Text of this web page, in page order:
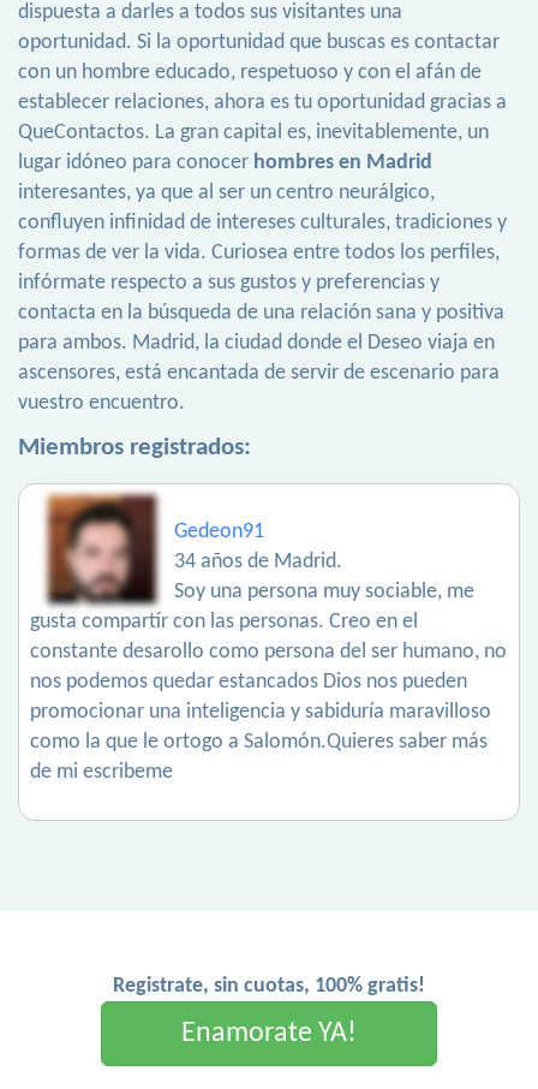
dispuesta a darles a todos sus visitantes una
oportunidad. Si la oportunidad que buscas es contactar
con un hombre educado, respetuoso y con el afán de
establecer relaciones, ahora es tu oportunidad gracias a
QueContactos. La gran capital es, inevitablemente, un
lugar idóneo para conocer hombres en Madrid
interesantes, ya que al ser un centro neurálgico,
confluyen infinidad de intereses culturales, tradiciones y
formas de ver la vida. Curiosea entre todos los perfiles,
infórmate respecto a sus gustos y preferencias y
contacta en la búsqueda de una relación sana y positiva
para ambos. Madrid, la ciudad donde el Deseo viaja en
ascensores, está encantada de servir de escenario para
vuestro encuentro.
Miembros registrados:
Gedeon91
34 años de Madrid.
Soy una persona muy sociable, me
gusta compartír con las personas. Creo en el
constante desarollo como persona del ser humano, no
nos podemos quedar estancados Dios nos pueden
promocionar una inteligencia y sabiduría maravilloso
como la que le ortogo a Salomón.Quieres saber más
de mi escribeme
Registrate, sin cuotas, 100% gratis!
Enamorate YA!